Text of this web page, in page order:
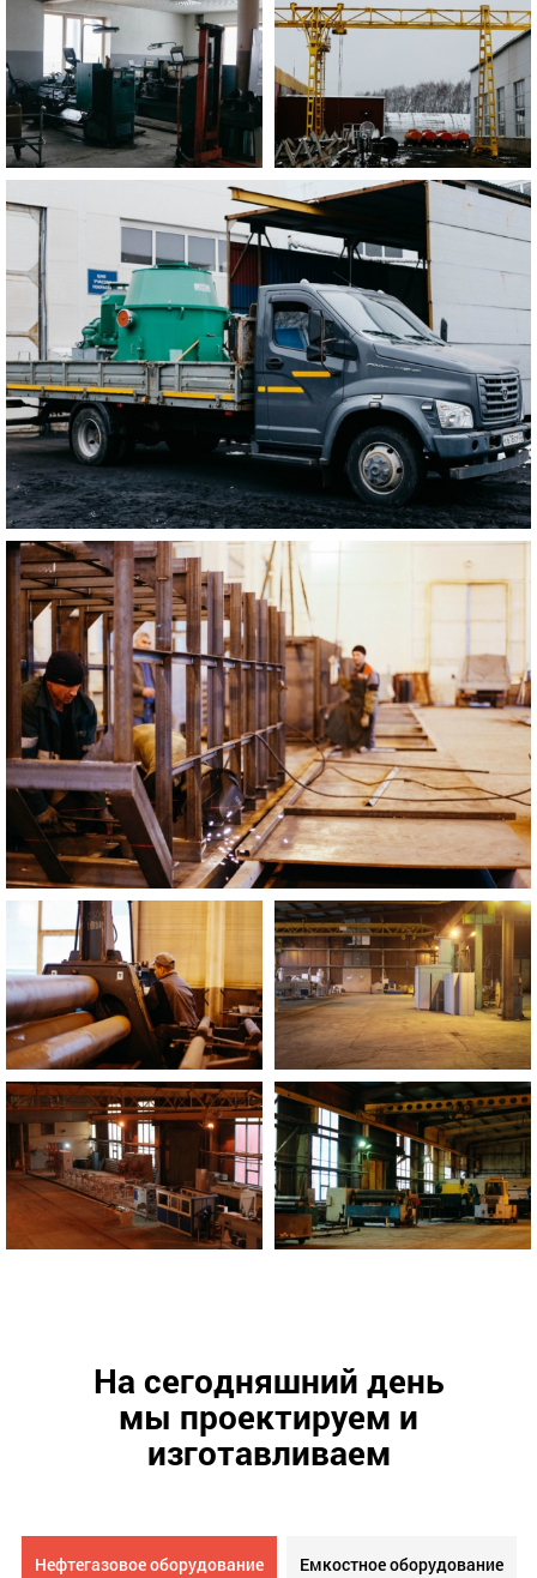
На сегодняшний день
мы проектируем и
изготавливаем
Нефтегазовое оборудование Емкостное оборудование